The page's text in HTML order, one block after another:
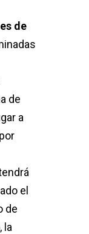
de
de
a
el
de
la